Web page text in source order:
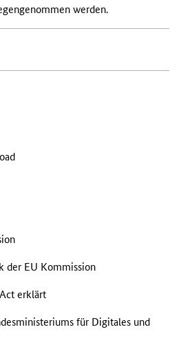
werden.
der EU Kommission
erklärt
für Digitales und